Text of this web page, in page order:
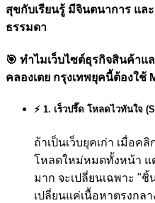
สุขกับเรียนรู้ มีจินตนาการ แ
ธรรมดา
🎯 ทำไมเว็บไซต์ธุรกิจสินค้าแ
คลองเตย กรุงเทพยุคนี้ต้องใช้
⚡ 1. เร็วปรี๊ด โหลดไวทันใจ
ถ้าเป็นเว็บยุคเก่า เมื่อค
โหลดใหม่หมดทั้งหน้า แ
มาก จะเปลี่ยนเฉพาะ "ชิ้
เปลี่ยนแค่เนื้อหาตรงกล